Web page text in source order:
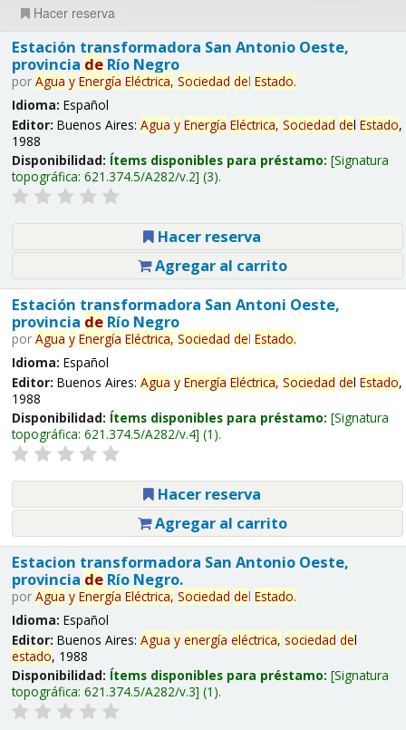
Hacer reserva
Estación transformadora San Antonio Oeste,
provincia deRío Negro
por Agua y Energía Eléctrica, Sociedad del Estado.
Idioma: Español
Editor: Buenos Aires: Agua y Energía Eléctrica, Sociedad del Estado,
1988
Disponibilidad: Ítems disponibles para préstamo: Signatura
topográfica: 621.374.5/A282/v.2 (3).
Hacer reserva
Agregar al carrito
Estación transformadora San Antoni Oeste,
provincia deRío Negro
por Agua y Energía Eléctrica, Sociedad del Estado.
Idioma: Español
Editor: Buenos Aires: Agua y Energía Eléctrica, Sociedad del Estado,
1988
Disponibilidad: Ítems disponibles para préstamo: Signatura
topográfica: 621.374.5/A282/v.4 (1).
Hacer reserva
Agregar al carrito
Estacion transformadora San Antonio Oeste,
provincia deRío Negro.
por Agua y Energía Eléctrica, Sociedad del Estado.
Idioma: Español
Editor: Buenos Aires: Agua y energía eléctrica, sociedad del
estado, 1988
Disponibilidad: Ítems disponibles para préstamo: Signatura
topográfica: 621.374.5/A282/v.3 (1).